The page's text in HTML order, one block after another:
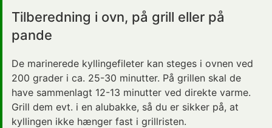
Tilberedning i ovn, på grill eller på
pande
De marinerede kyllingefileter kan steges i ovnen ved
200 grader i ca. 25-30 minutter. På grillen skal de
have sammenlagt 12-13 minutter ved direkte varme.
Grill dem evt. i en alubakke, så du er sikker på, at
kyllingen ikke hænger fast i grillristen.